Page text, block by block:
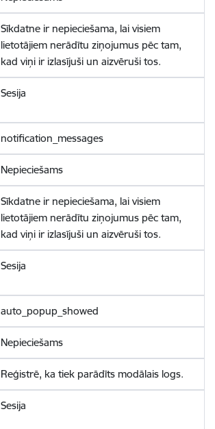
Sīkdatne ir nepieciešama, lai visiem
lietotājiem nerādītu ziņojumus pēc tam,
kad viņi ir izlasījuši un aizvēruši tos.
Sesija
notification_messages
Nepieciešams
Sīkdatne ir nepieciešama, lai visiem
lietotājiem nerādītu ziņojumus pēc tam,
kad viņi ir izlasījuši un aizvēruši tos.
Sesija
auto_popup_showed
Nepieciešams
Reģistrē, ka tiek parādīts modālais logs.
Sesija